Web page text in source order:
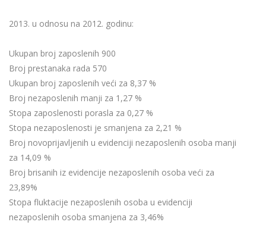
2013. u odnosu na 2012. godinu:
Ukupan broj zaposlenih 900
Broj prestanaka rada 570
Ukupan broj zaposlenih veći za 8,37 %
Broj nezaposlenih manji za 1,27 %
Stopa zaposlenosti porasla za 0,27 %
Stopa nezaposlenosti je smanjena za 2,21 %
Broj novoprijavljenih u evidenciji nezaposlenih osoba manji
za 14,09 %
Broj brisanih iz evidencije nezaposlenih osoba veći za
23,89%
Stopa fluktacije nezaposlenih osoba u evidenciji
nezaposlenih osoba smanjena za 3,46%